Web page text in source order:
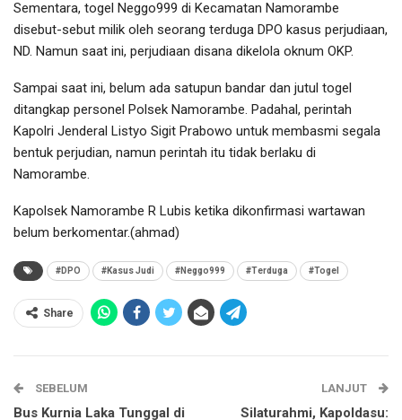
Sementara, togel Neggo999 di Kecamatan Namorambe
disebut-sebut milik oleh seorang terduga DPO kasus perjudiaan,
ND. Namun saat ini, perjudiaan disana dikelola oknum OKP.
Sampai saat ini, belum ada satupun bandar dan jutul togel
ditangkap personel Polsek Namorambe. Padahal, perintah
Kapolri Jenderal Listyo Sigit Prabowo untuk membasmi segala
bentuk perjudian, namun perintah itu tidak berlaku di
Namorambe.
Kapolsek Namorambe R Lubis ketika dikonfirmasi wartawan
belum berkomentar.(ahmad)
#DPO #Kasus Judi #Neggo999 #Terduga #Togel
Share
SEBELUM
Bus Kurnia Laka Tunggal di
LANJUT
Silaturahmi, Kapoldasu: